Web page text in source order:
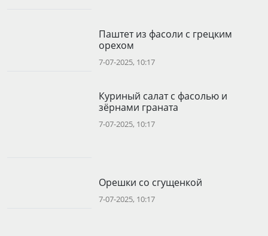
Паштет из фасоли с грецким
орехом
7-07-2025, 10:17
Куриный салат с фасолью и
зёрнами граната
7-07-2025, 10:17
Орешки со сгущенкой
7-07-2025, 10:17